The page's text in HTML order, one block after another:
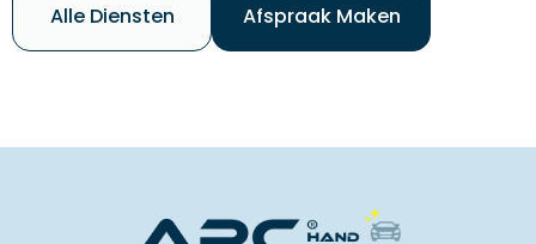
Alle Diensten Afspraak Maken